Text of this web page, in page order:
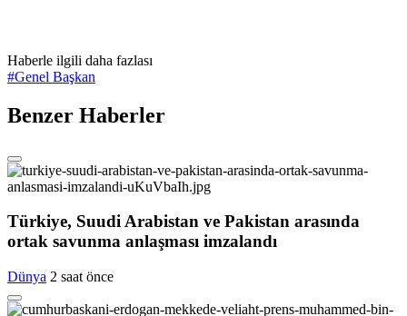
Haberle ilgili daha fazlası
#Genel Başkan
Benzer Haberler
Türkiye, Suudi Arabistan ve Pakistan arasında
ortak savunma anlaşması imzalandı
Dünya 2 saat önce